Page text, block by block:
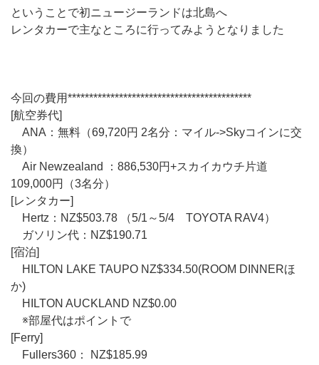
ということで初ニュージーランドは北島へ
レンタカーで主なところに行ってみようとなりました
今回の費用*******************************************
[航空券代]
ANA：無料（69,720円 2名分：マイル->Skyコインに交
換）
Air Newzealand ：886,530円+スカイカウチ片道
109,000円（3名分）
[レンタカー]
Hertz：NZ$503.78 （5/1～5/4 TOYOTA RAV4）
ガソリン代：NZ$190.71
[宿泊]
HILTON LAKE TAUPO NZ$334.50(ROOM DINNERほ
か)
HILTON AUCKLAND NZ$0.00
※部屋代はポイントで
[Ferry]
Fullers360： NZ$185.99